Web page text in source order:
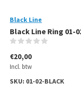
Black Line
Black Line Ring 01-
€20,00
Incl. btw
SKU: 01-02-BLACK